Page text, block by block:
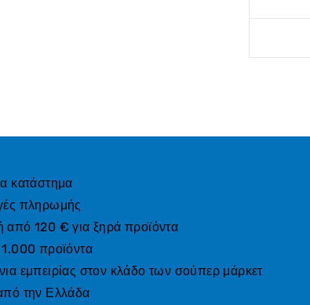
κατάστημα
πληρωμής
120 € για ξηρά προϊόντα
προϊόντα
εμπειρίας στον κλάδο των σούπερ μάρκετ
την Ελλάδα